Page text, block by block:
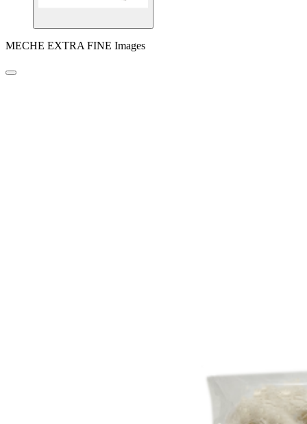
MECHE EXTRA FINE Images